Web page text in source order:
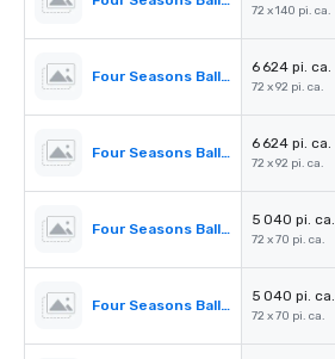
72 x 140 pi. ca.
Four Seasons Ballroom 1,2,3
6 624 pi. ca.
72 x 92 pi. ca.
Four Seasons Ballroom 2,3,4
6 624 pi. ca.
72 x 92 pi. ca.
Four Seasons Ballroom 1,2
5 040 pi. ca.
72 x 70 pi. ca.
Four Seasons Ballroom 3,4
5 040 pi. ca.
72 x 70 pi. ca.